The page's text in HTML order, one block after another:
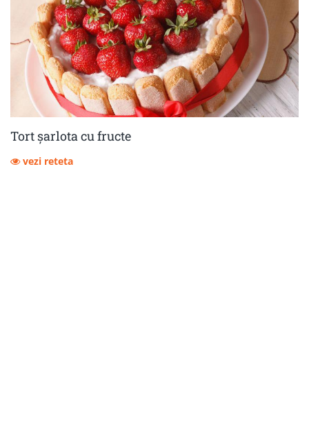
Tort șarlota cu fructe
vezi reteta